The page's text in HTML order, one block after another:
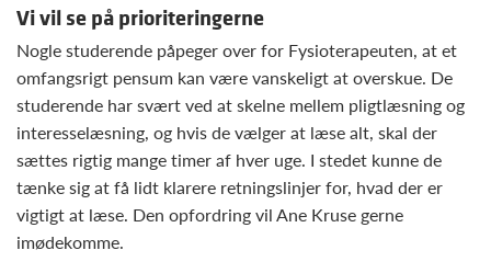
Vi vil se på prioriteringerne
Nogle studerende påpeger over for Fysioterapeuten, at et
omfangsrigt pensum kan være vanskeligt at overskue. De
studerende har svært ved at skelne mellem pligtlæsning og
interesselæsning, og hvis de vælger at læse alt, skal der
sættes rigtig mange timer af hver uge. I stedet kunne de
tænke sig at få lidt klarere retningslinjer for, hvad der er
vigtigt at læse. Den opfordring vil Ane Kruse gerne
imødekomme.